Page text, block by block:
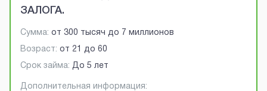
ЗАЛОГА.
Сумма: от 300 тысяч до 7 миллионов
Возраст: от 21 до 60
Срок займа: До 5 лет
Дополнительная информация: